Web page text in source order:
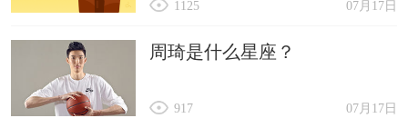
07月17日
1125
周琦是什么星座？
07月17日
917